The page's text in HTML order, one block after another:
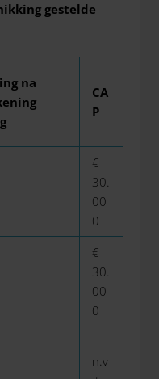
gestelde
na
CA
P
€
30.
00
0
€
30.
00
0
n.v